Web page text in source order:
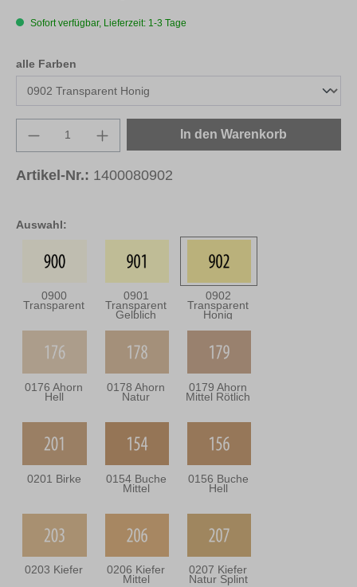
Auswahl:
0900
Transparent
0901
Transparent
Gelblich
0902
Transparent
Honig
0176 Ahorn
Hell
0178 Ahorn
Natur
0179 Ahorn
Mittel Rötlich
0201 Birke 0154 Buche
Mittel
0156 Buche
Hell
0203 Kiefer 0206 Kiefer
Mittel
0207 Kiefer
Natur Splint
Sofort verfügbar, Lieferzeit: 1-3 Tage
alle Farben
Produkt Anzahl: Gib den gewünschten
In den Warenkorb
Artikel-Nr.: 1400080902